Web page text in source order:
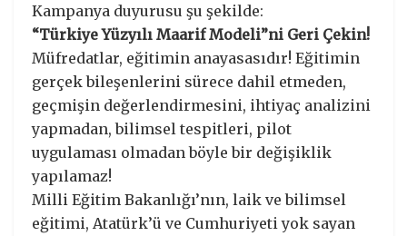
Kampanya duyurusu şu şekilde:
“Türkiye Yüzyılı Maarif Modeli”ni Geri Çekin!
Müfredatlar, eğitimin anayasasıdır! Eğitimin
gerçek bileşenlerini sürece dahil etmeden,
geçmişin değerlendirmesini, ihtiyaç analizini
yapmadan, bilimsel tespitleri, pilot
uygulaması olmadan böyle bir değişiklik
yapılamaz!
Milli Eğitim Bakanlığı’nın, laik ve bilimsel
eğitimi, Atatürk’ü ve Cumhuriyeti yok sayan